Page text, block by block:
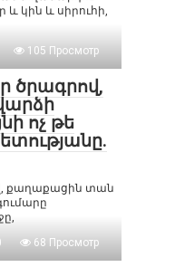
և կին և սիրուհի,
105 Просмотр
ծրագրով,
ոչ թե
քաղաքացին տան
68 Просмотр